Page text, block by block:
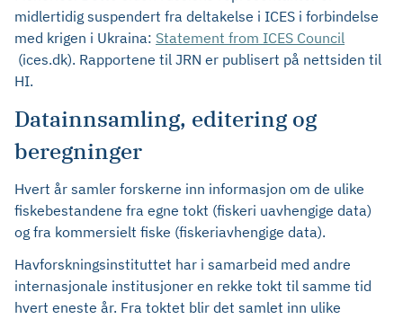
midlertidig suspendert fra deltakelse i ICES i forbindelse
med krigen i Ukraina: Statement from ICES Council
(ices.dk). Rapportene til JRN er publisert på nettsiden til
HI.
Datainnsamling, editering og
beregninger
Hvert år samler forskerne inn informasjon om de ulike
fiskebestandene fra egne tokt (fiskeri uavhengige data)
og fra kommersielt fiske (fiskeriavhengige data).
Havforskningsinstituttet har i samarbeid med andre
internasjonale institusjoner en rekke tokt til samme tid
hvert eneste år. Fra toktet blir det samlet inn ulike